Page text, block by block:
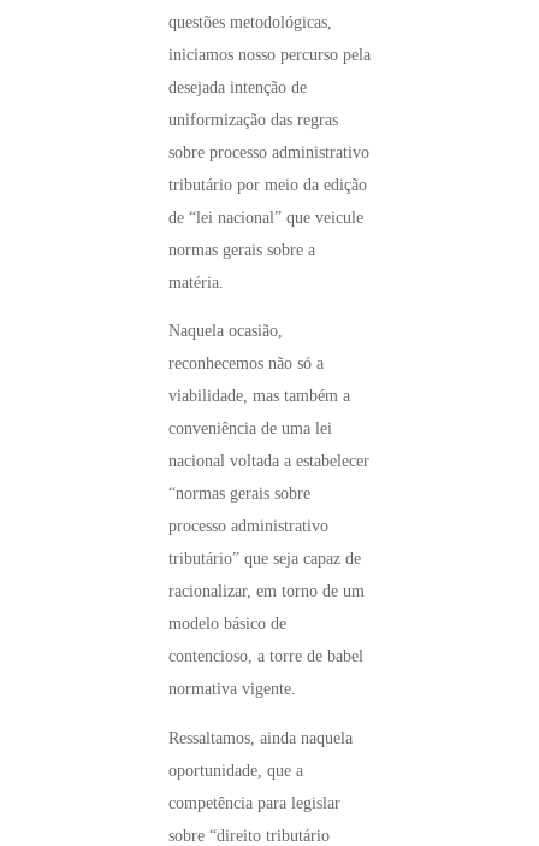
questões metodológicas,
iniciamos nosso percurso pela
desejada intenção de
uniformização das regras
sobre processo administrativo
tributário por meio da edição
de “lei nacional” que veicule
normas gerais sobre a
matéria.
Naquela ocasião,
reconhecemos não só a
viabilidade, mas também a
conveniência de uma lei
nacional voltada a estabelecer
“normas gerais sobre
processo administrativo
tributário” que seja capaz de
racionalizar, em torno de um
modelo básico de
contencioso, a torre de babel
normativa vigente.
Ressaltamos, ainda naquela
oportunidade, que a
competência para legislar
sobre “direito tributário